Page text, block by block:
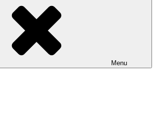
Menu